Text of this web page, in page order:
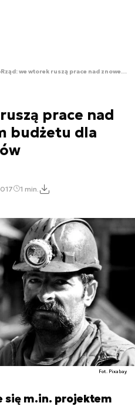
Rząd: we wtorek ruszą prace nad znowelizowaniem budżetu dla potrzeb deputatów
prace nad
budżetu dla
1 min.
Fot. Pixabay
się m.in. projektem